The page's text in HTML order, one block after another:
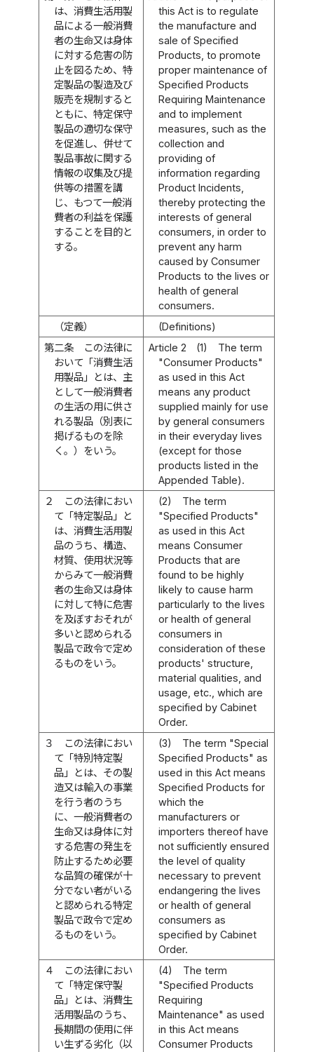
は、消費生活用製
品による一般消費
者の生命又は身体
に対する危害の防
止を図るため、特
定製品の製造及び
販売を規制すると
ともに、特定保守
製品の適切な保守
を促進し、併せて
製品事故に関する
情報の収集及び提
供等の措置を講
じ、もつて一般消
費者の利益を保護
することを目的と
する。
this Act is to regulate
the manufacture and
sale of Specified
Products, to promote
proper maintenance of
Specified Products
Requiring Maintenance
and to implement
measures, such as the
collection and
providing of
information regarding
Product Incidents,
thereby protecting the
interests of general
consumers, in order to
prevent any harm
caused by Consumer
Products to the lives or
health of general
consumers.
（定義）
(Definitions)
第二条
この法律に
おいて「消費生活
用製品」とは、主
として一般消費者
の生活の用に供さ
れる製品（別表に
掲げるものを除
く。）をいう。
Article 2 (1)
The term
"Consumer Products"
as used in this Act
means any product
supplied mainly for use
by general consumers
in their everyday lives
(except for those
products listed in the
Appended Table).
２
この法律におい
て「特定製品」と
は、消費生活用製
品のうち、構造、
材質、使用状況等
からみて一般消費
者の生命又は身体
に対して特に危害
を及ぼすおそれが
多いと認められる
製品で政令で定め
るものをいう。
(2)
The term
"Specified Products"
as used in this Act
means Consumer
Products that are
found to be highly
likely to cause harm
particularly to the lives
or health of general
consumers in
consideration of these
products' structure,
material qualities, and
usage, etc., which are
specified by Cabinet
Order.
３
この法律におい
て「特別特定製
品」とは、その製
造又は輸入の事業
を行う者のうち
に、一般消費者の
生命又は身体に対
する危害の発生を
防止するため必要
な品質の確保が十
分でない者がいる
と認められる特定
製品で政令で定め
るものをいう。
(3)
The term "Special
Specified Products" as
used in this Act means
Specified Products for
which the
manufacturers or
importers thereof have
not sufficiently ensured
the level of quality
necessary to prevent
endangering the lives
or health of general
consumers as
specified by Cabinet
Order.
４
この法律におい
て「特定保守製
品」とは、消費生
活用製品のうち、
長期間の使用に伴
い生ずる劣化（以
(4)
The term
"Specified Products
Requiring
Maintenance" as used
in this Act means
Consumer Products